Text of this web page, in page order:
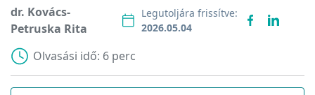
dr. Kovács-
Petruska Rita
Legutoljára frissítve:
2026.05.04
Olvasási idő: 6 perc